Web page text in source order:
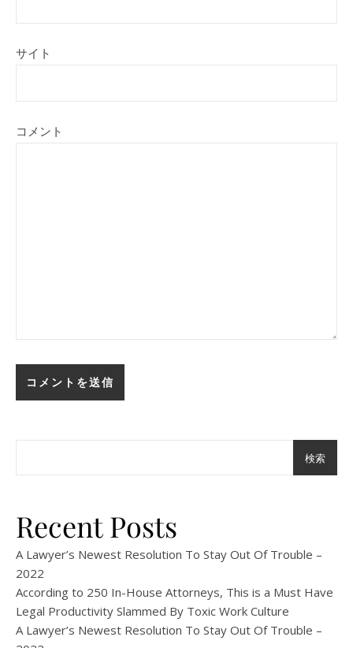
サイト
コメント
検索
Recent Posts
A Lawyer’s Newest Resolution To Stay Out Of Trouble –
2022
According to 250 In-House Attorneys, This is a Must Have
Legal Productivity Slammed By Toxic Work Culture
A Lawyer’s Newest Resolution To Stay Out Of Trouble –